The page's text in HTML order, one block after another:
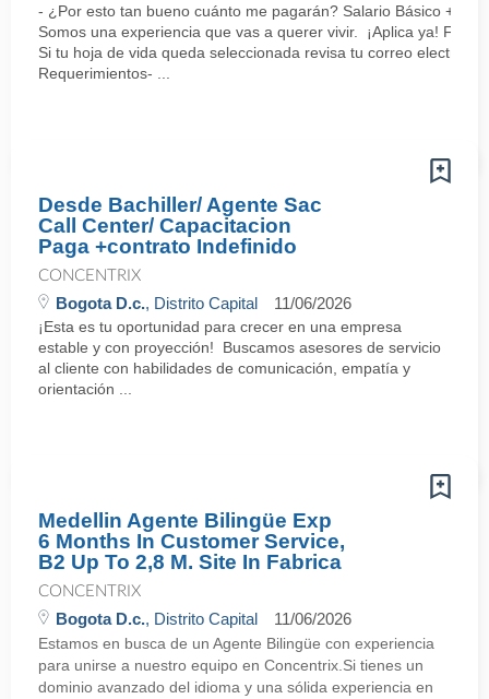
- ¿Por esto tan bueno cuánto me pagarán? Salario Básico +
Somos una experiencia que vas a querer vivir. ¡Aplica ya!
Si tu hoja de vida queda seleccionada revisa tu correo
Requerimientos- ...
Desde Bachiller/ Agente Sac
Call Center/ Capacitacion
Paga +contrato Indefinido
CONCENTRIX
Bogota D.c., Distrito Capital 11/06/2026
¡Esta es tu oportunidad para crecer en una empresa
estable y con proyección! Buscamos asesores de servicio
al cliente con habilidades de comunicación, empatía y
orientación ...
Medellin Agente Bilingüe Exp
6 Months In Customer Service,
B2 Up To 2,8 M. Site In Fabrica
CONCENTRIX
Bogota D.c., Distrito Capital 11/06/2026
Estamos en busca de un Agente Bilingüe con experiencia
para unirse a nuestro equipo en Concentrix.Si tienes un
dominio avanzado del idioma y una sólida experiencia en